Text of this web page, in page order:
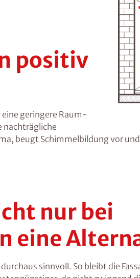
positiv
geringere Raum-
nachträgliche
beugt Schimmelbildung vor
nur bei
eine
sinnvoll. So bleibt die